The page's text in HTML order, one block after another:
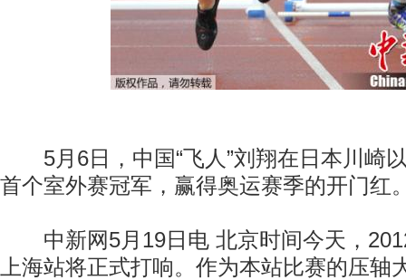
5月6日，中国“飞人”刘翔在日本川崎
首个室外赛冠军，赢得奥运赛季的开门红
中新网5月19日电 北京时间今天，
上海站将正式打响。作为本站比赛的压轴